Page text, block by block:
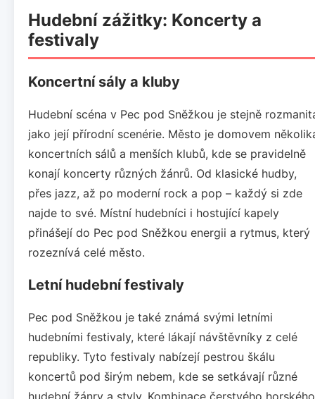
Hudební zážitky: Koncerty a
festivaly
Koncertní sály a kluby
Hudební scéna v Pec pod Sněžkou je stejně
jako její přírodní scenérie. Město je domovem
koncertních sálů a menších klubů, kde se pravidelně
konají koncerty různých žánrů. Od klasické hudby,
přes jazz, až po moderní rock a pop – každý si zde
najde to své. Místní hudebníci i hostující kapely
přinášejí do Pec pod Sněžkou energii a rytmus, který
rozeznívá celé město.
Letní hudební festivaly
Pec pod Sněžkou je také známá svými letními
hudebními festivaly, které lákají návštěvníky z celé
republiky. Tyto festivaly nabízejí pestrou škálu
koncertů pod širým nebem, kde se setkávají různé
hudební žánry a styly. Kombinace čerstvého horského